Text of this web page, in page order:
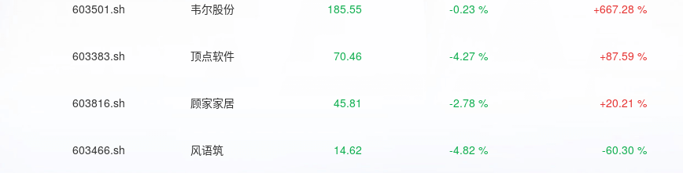
603501.sh 韦尔股份 185.55 -0.23 % +667.28 %
603383.sh 顶点软件 70.46 -4.27 % +87.59 %
603816.sh 顾家家居 45.81 -2.78 % +20.21 %
603466.sh 风语筑 14.62 -4.82 % -60.30 %